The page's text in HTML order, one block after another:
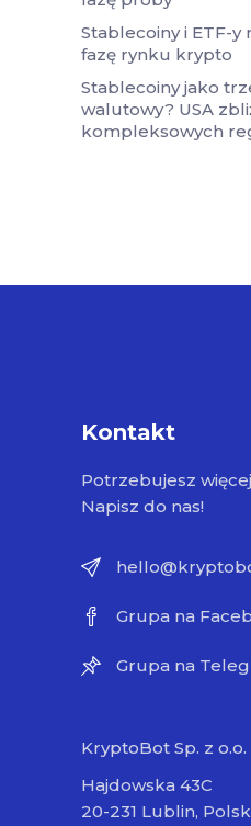
Stablecoiny i ETF-y
fazę rynku krypto
Stablecoiny jako
walutowy? USA
kompleksowych
Kontakt
Potrzebujesz
Napisz do nas!
Grupa na
Grupa na
KryptoBot Sp. z o.o.
Hajdowska 43C
20-231 Lublin,